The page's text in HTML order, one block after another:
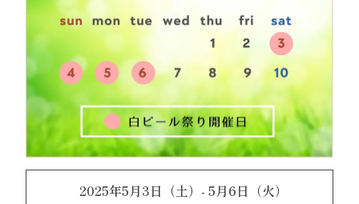
2025年5月3日（土）- 5月6日（火）